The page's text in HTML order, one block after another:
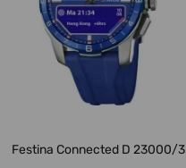
Festina Connected D 23000/3